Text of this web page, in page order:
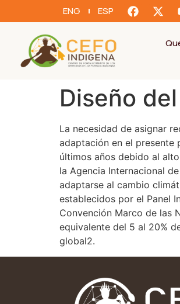
ENG ESP
Diseño
La necesidad de asignar
adaptación en el presente
últimos años debido al
la Agencia Internacional
adaptarse al cambio
establecidos por el Panel
Convención Marco de las
equivalente del 5 al 20%
global2.